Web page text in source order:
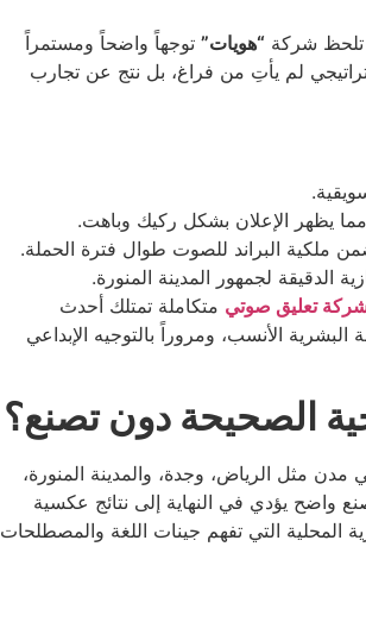
تلحظ شركة “هويات” توجهاً واضحاً ومستمراً
لم يأتِ من فراغ، بل نتج عن تجارب
يظهر الإعلان بشكل ركيك وباهت.
ملكية البراند للصوت طوال فترة الحملة.
الدقيقة لجمهور المدينة المنورة.
تعليق صوتي متكاملة تمتلك أحدث
الأنسب، ومروراً بالتوجيه الإبداعي
الصحيحة دون تصنع؟
مدن مثل الرياض، وجدة، والمدينة المنورة،
واضح يؤدي في النهاية إلى نتائج عكسية
المحلية التي تفهم جينات اللغة والمصطلحات